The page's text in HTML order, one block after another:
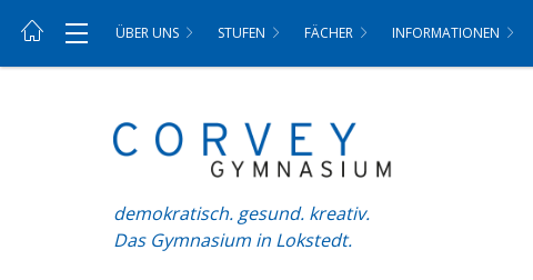
ÜBER UNS STUFEN FÄCHER INFORMATIONEN
demokratisch. gesund. kreativ.
Das Gymnasium in Lokstedt.